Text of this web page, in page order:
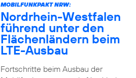
MOBILFUNKPAKT NRW:
Nordrhein-Westfalen
führend unter den
Flächenländern beim
LTE-Ausbau
Fortschritte beim Ausbau der